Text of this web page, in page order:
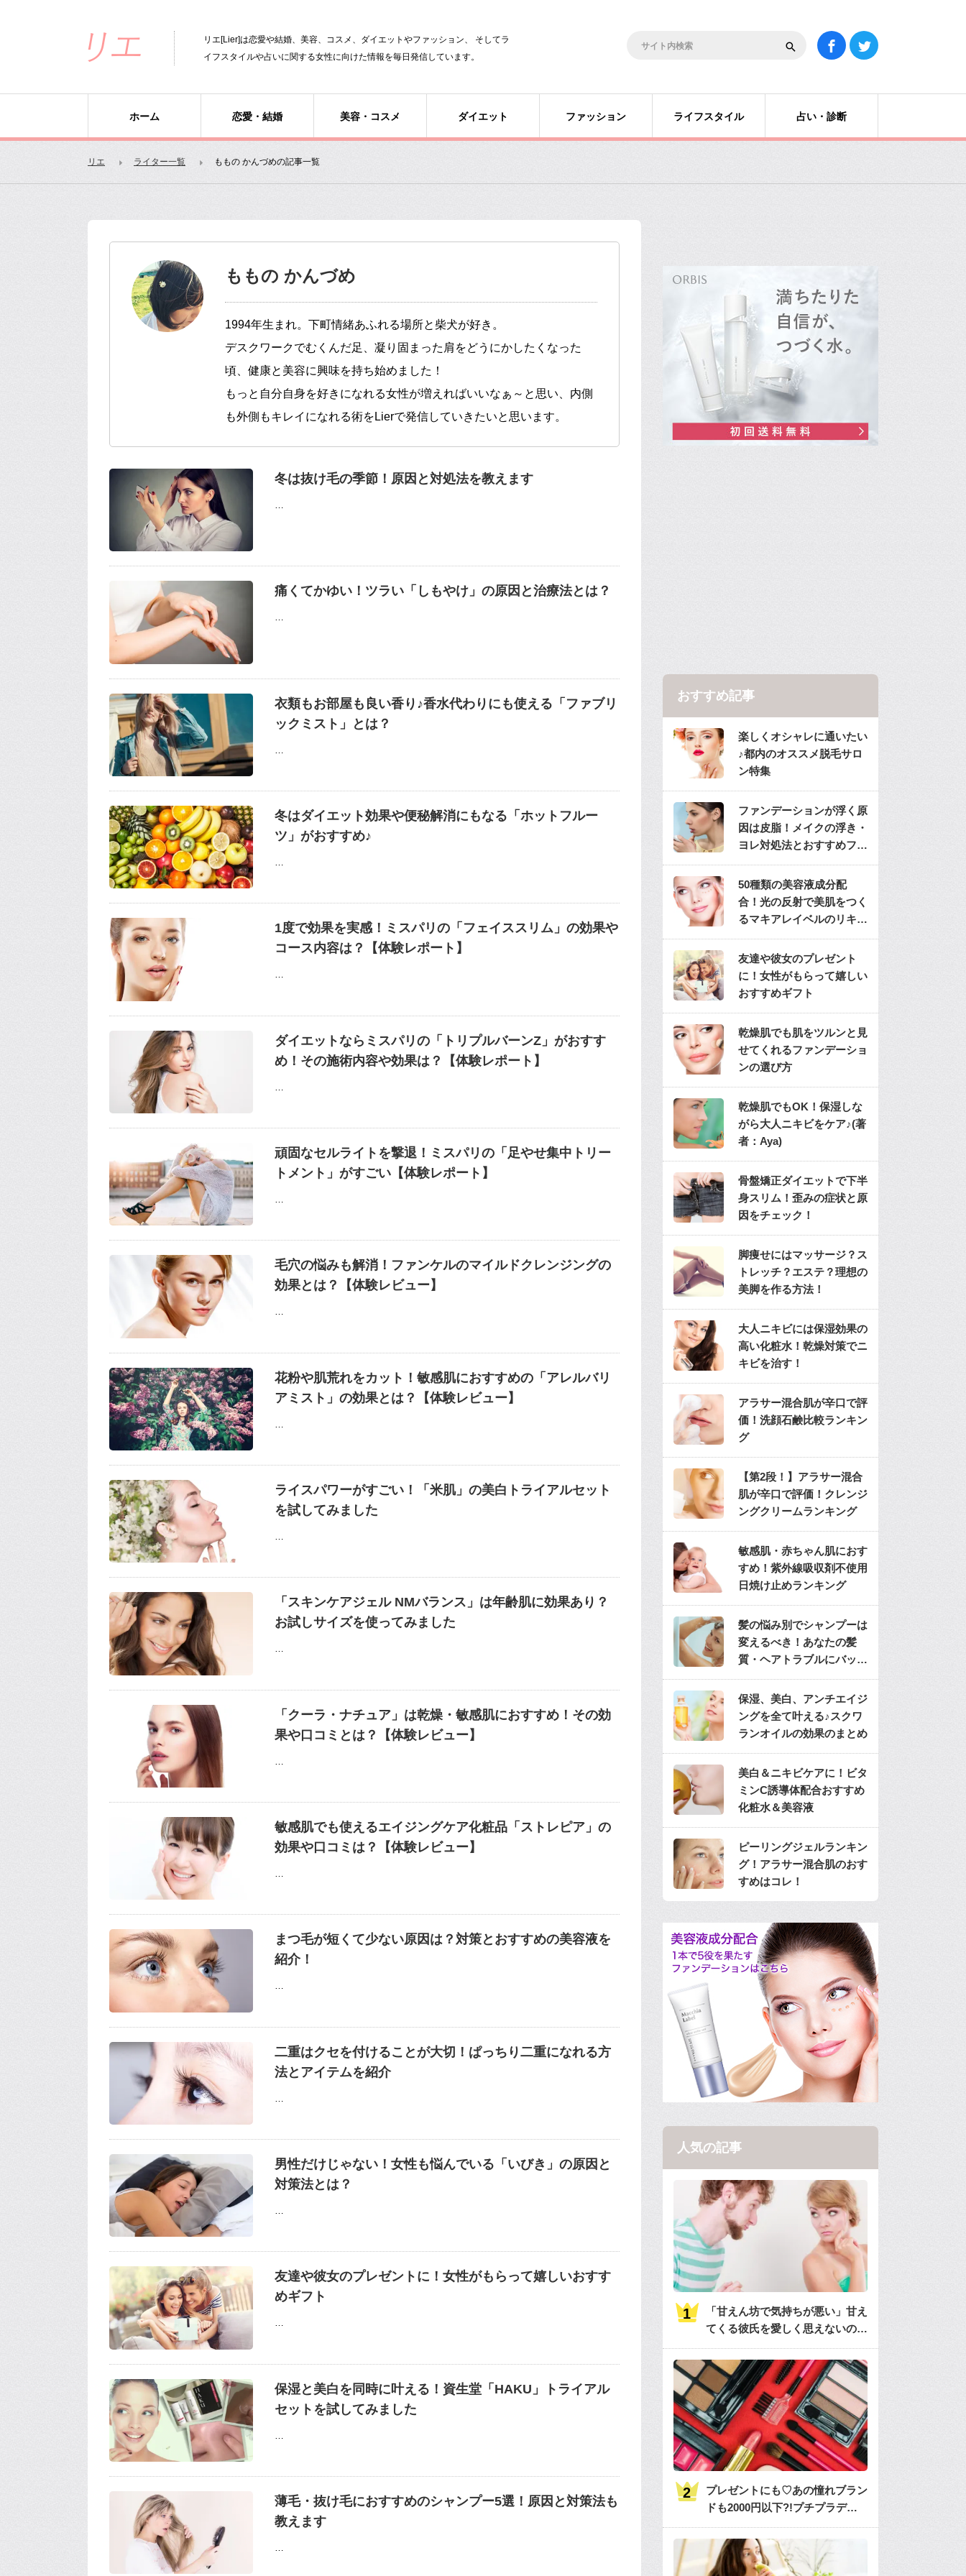
リエ[Lier]は恋愛や結婚、美容、コスメ、ダイエットやファッション、 そしてラ
イフスタイルや占いに関する女性に向けた情報を毎日発信しています。
ホーム 恋愛・結婚 美容・コスメ ダイエット ファッション ライフスタイル 占い・診断
リエ ライター一覧 ももの かんづめの記事一覧
ももの かんづめ
1994年生まれ。下町情緒あふれる場所と柴犬が好き。
デスクワークでむくんだ足、凝り固まった肩をどうにかしたくなった
頃、健康と美容に興味を持ち始めました！
もっと自分自身を好きになれる女性が増えればいいなぁ～と思い、内側
も外側もキレイになれる術をLierで発信していきたいと思います。
冬は抜け毛の季節！原因と対処法を教えます
…
痛くてかゆい！ツラい「しもやけ」の原因と治療法とは？
…
衣類もお部屋も良い香り♪香水代わりにも使える「ファブリ
ックミスト」とは？
冬はダイエット効果や便秘解消にもなる「ホットフルー
ツ」がおすすめ♪
1度で効果を実感！ミスパリの「フェイススリム」の効果や
コース内容は？【体験レポート】
…
ダイエットならミスパリの「トリプルバーンZ」がおすす
め！その施術内容や効果は？【体験レポート】
頑固なセルライトを撃退！ミスパリの「足やせ集中トリー
トメント」がすごい【体験レポート】
毛穴の悩みも解消！ファンケルのマイルドクレンジングの
効果とは？【体験レビュー】
…
花粉や肌荒れをカット！敏感肌におすすめの「アレルバリ
アミスト」の効果とは？【体験レビュー】
ライスパワーがすごい！「米肌」の美白トライアルセット
を試してみました
「スキンケアジェル NMバランス」は年齢肌に効果あり？
お試しサイズを使ってみました
…
「クーラ・ナチュア」は乾燥・敏感肌におすすめ！その効
果や口コミとは？【体験レビュー】
敏感肌でも使えるエイジングケア化粧品「ストレピア」の
効果や口コミは？【体験レビュー】
まつ毛が短くて少ない原因は？対策とおすすめの美容液を
紹介！
…
二重はクセを付けることが大切！ぱっちり二重になれる方
法とアイテムを紹介
男性だけじゃない！女性も悩んでいる「いびき」の原因と
対策法とは？
友達や彼女のプレゼントに！女性がもらって嬉しいおすす
めギフト
…
保湿と美白を同時に叶える！資生堂「HAKU」トライアル
セットを試してみました
薄毛・抜け毛におすすめのシャンプー5選！原因と対策法も
教えます
おすすめ記事
楽しくオシャレに通いたい
♪都内のオススメ脱毛サロ
ン特集
ファンデーションが浮く原
因は皮脂！メイクの浮き・
ヨレ対処法とおすすめファ
ンデ
50種類の美容液成分配
合！光の反射で美肌をつく
るマキアレイベルのリキッ
ドファンデ
友達や彼女のプレゼント
に！女性がもらって嬉しい
おすすめギフト
乾燥肌でも肌をツルンと見
せてくれるファンデーショ
ンの選び方
乾燥肌でもOK！保湿しな
がら大人ニキビをケア♪(著
者：Aya)
骨盤矯正ダイエットで下半
身スリム！歪みの症状と原
因をチェック！
脚痩せにはマッサージ？ス
トレッチ？エステ？理想の
美脚を作る方法！
大人ニキビには保湿効果の
高い化粧水！乾燥対策でニ
キビを治す！
アラサー混合肌が辛口で評
価！洗顔石鹸比較ランキン
グ
【第2段！】アラサー混合
肌が辛口で評価！クレンジ
ングクリームランキング
敏感肌・赤ちゃん肌におす
すめ！紫外線吸収剤不使用
日焼け止めランキング
髪の悩み別でシャンプーは
変えるべき！あなたの髪
質・ヘアトラブルにバッチ
リのシャンプーは？
保湿、美白、アンチエイジ
ングを全て叶える♪スクワ
ランオイルの効果のまとめ
美白＆ニキビケアに！ビタ
ミンC誘導体配合おすすめ
化粧水＆美容液
ピーリングジェルランキン
グ！アラサー混合肌のおす
すめはコレ！
人気の記事
「甘えん坊で気持ちが悪い」甘え
てくる彼氏を愛しく思えないのは
何故？
プレゼントにも♡あの憧れブラン
ドも2000円以下?!プチプラデパ
コス36選大特集♡